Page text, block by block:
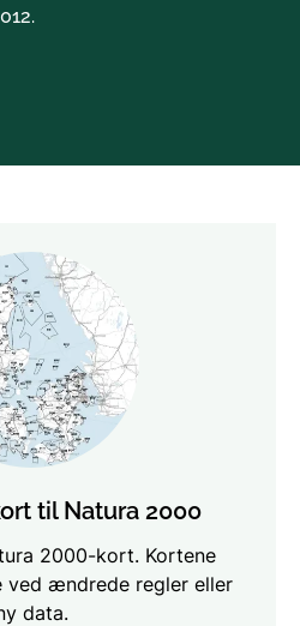
til Natura 2000
2000-kort. Kortene
ved ændrede regler eller
data.